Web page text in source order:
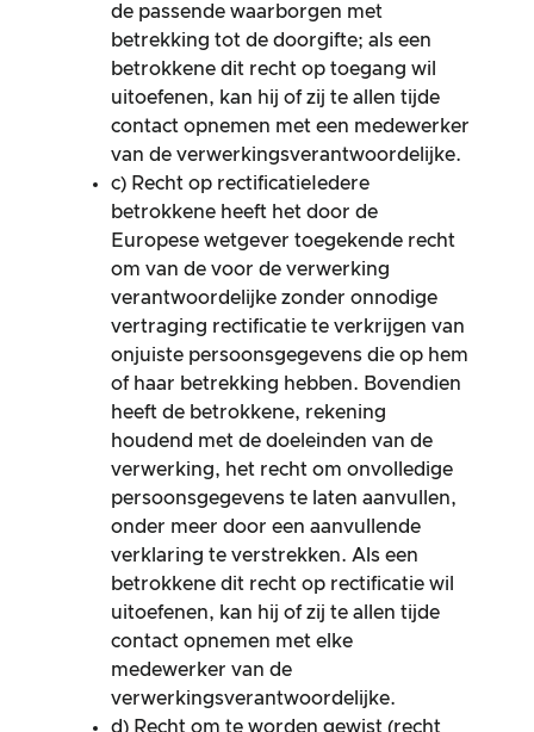
de passende waarborgen met
betrekking tot de doorgifte; als een
betrokkene dit recht op toegang wil
uitoefenen, kan hij of zij te allen tijde
contact opnemen met een medewerker
van de verwerkingsverantwoordelijke.
c) Recht op rectificatieIedere
betrokkene heeft het door de
Europese wetgever toegekende recht
om van de voor de verwerking
verantwoordelijke zonder onnodige
vertraging rectificatie te verkrijgen van
onjuiste persoonsgegevens die op hem
of haar betrekking hebben. Bovendien
heeft de betrokkene, rekening
houdend met de doeleinden van de
verwerking, het recht om onvolledige
persoonsgegevens te laten aanvullen,
onder meer door een aanvullende
verklaring te verstrekken. Als een
betrokkene dit recht op rectificatie wil
uitoefenen, kan hij of zij te allen tijde
contact opnemen met elke
medewerker van de
verwerkingsverantwoordelijke.
d) Recht om te worden gewist (recht